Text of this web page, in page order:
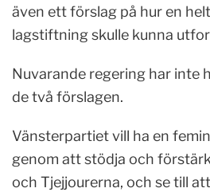
även ett förslag på hur en
lagstiftning skulle kunna
Nuvarande regering har inte
de två förslagen.
Vänsterpartiet vill ha en
genom att stödja och
och Tjejjourerna, och se till